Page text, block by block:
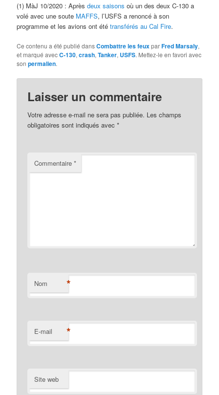
(1) MàJ 10/2020 : Aprèsdeux saisons où un des deux C-130 a
volé avec une soute MAFFS, l’USFS a renoncé à son
programme et les avions ont ététransférés au Cal Fire.
Ce contenu a été publié dansCombattre les feuxparFred Marsaly,
et marqué avecC-130,crash,Tanker, USFS. Mettez-le en favori avec
sonpermalien.
Laisser un commentaire
Votre adresse e-mail ne sera pas publiée. Les champs
obligatoires sont indiqués avec*
Commentaire*
Nom *
E-mail *
Site web